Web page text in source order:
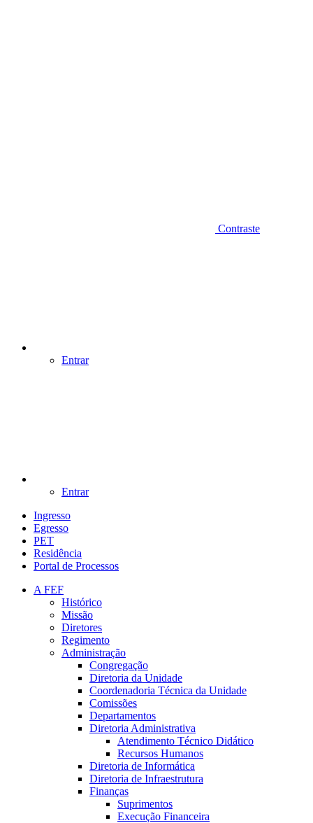
Contraste
Entrar
Entrar
Ingresso
Egresso
PET
Residência
Portal de Processos
A FEF
Histórico
Missão
Diretores
Regimento
Administração
Congregação
Diretoria da Unidade
Coordenadoria Técnica da Unidade
Comissões
Departamentos
Diretoria Administrativa
Atendimento Técnico Didático
Recursos Humanos
Diretoria de Informática
Diretoria de Infraestrutura
Finanças
Suprimentos
Execução Financeira